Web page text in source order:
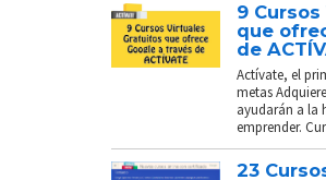
9
que
de
Actívate, el
metas
ayudarán a la
emprender.
23